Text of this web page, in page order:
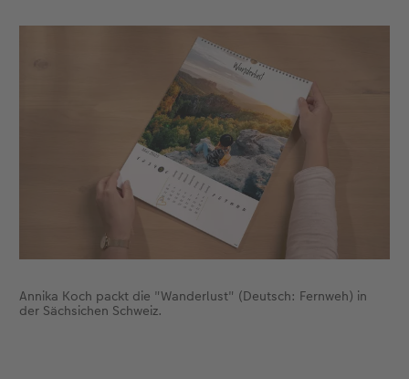
Annika Koch packt die "Wanderlust" (Deutsch: Fernweh) in
der Sächsichen Schweiz.